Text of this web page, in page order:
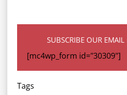
SUBSCRIBE OUR EMAIL
[mc4wp_form id="30309"]
Tags